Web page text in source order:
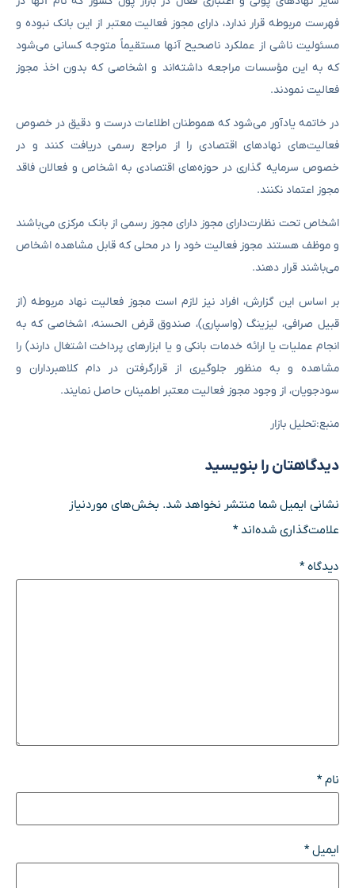
فهرست مربوطه قرار ندارد، دارای مجوز فعالیت معتبر از این بانک نبوده و
مسئولیت ناشی از عملکرد ناصحیح آنها مستقیماً متوجه کسانی می‌شود
که به این مؤسسات مراجعه داشته‌اند و اشخاصی که بدون اخذ مجوز
فعالیت نمودند.
در خاتمه یادآور می‌شود که هموطنان اطلاعات درست و دقیق در خصوص
فعالیت‌های نهادهای اقتصادی را از مراجع رسمی دریافت کنند و در
خصوص سرمایه گذاری در حوزه‌های اقتصادی به اشخاص و فعالان فاقد
مجوز اعتماد نکنند.
اشخاص تحت نظارت‌دارای مجوز دارای مجوز رسمی از بانک مرکزی می‌باشند
و موظف هستند مجوز فعالیت خود را در محلی که قابل مشاهده اشخاص
می‌باشند قرار دهند.
بر اساس این گزارش، افراد نیز لازم است مجوز فعالیت نهاد مربوطه (از
قبیل صرافی، لیزینگ (واسپاری)، صندوق قرض الحسنه، اشخاصی که به
انجام عملیات یا ارائه خدمات بانکی و یا ابزارهای پرداخت اشتغال دارند) را
مشاهده و به منظور جلوگیری از قرارگرفتن در دام کلاهبرداران و
سودجویان، از وجود مجوز فعالیت معتبر اطمینان حاصل نمایند.
منبع:تحلیل بازار
دیدگاهتان را بنویسید
نشانی ایمیل شما منتشر نخواهد شد. بخش‌های موردنیاز
علامت‌گذاری شده‌اند*
دیدگاه*
نام*
ایمیل*